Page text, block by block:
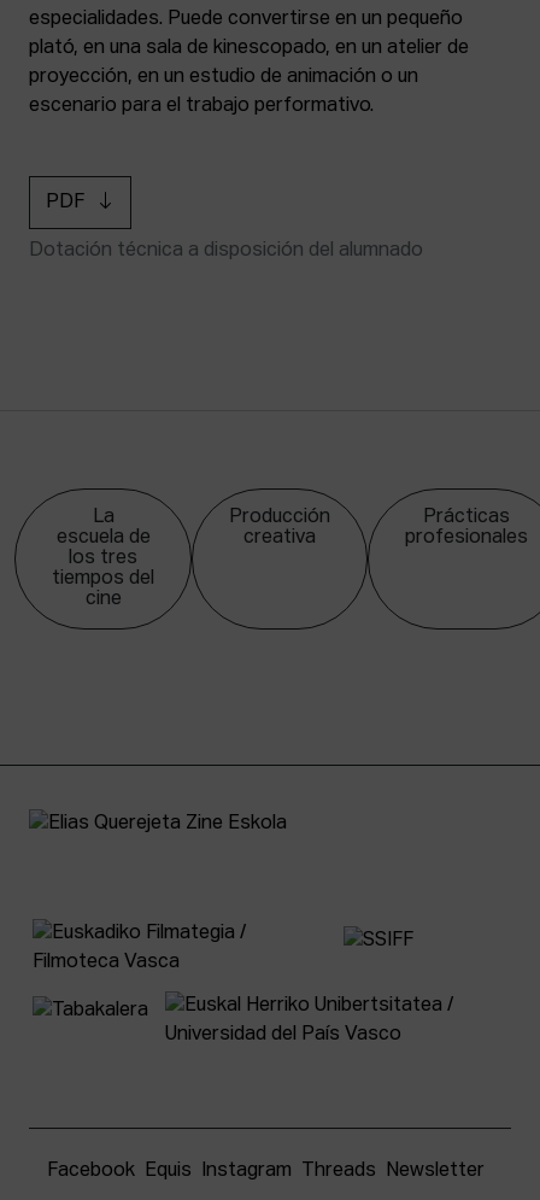
especialidades. Puede convertirse en un pequeño
plató, en una sala de kinescopado, en un atelier de
proyección, en un estudio de animación o un
escenario para el trabajo performativo.
PDF
Dotación técnica a disposición del alumnado
La
escuela de
los tres
tiempos del
cine
Producción
creativa
Prácticas
profesionales
Facebook Equis Instagram Threads Newsletter